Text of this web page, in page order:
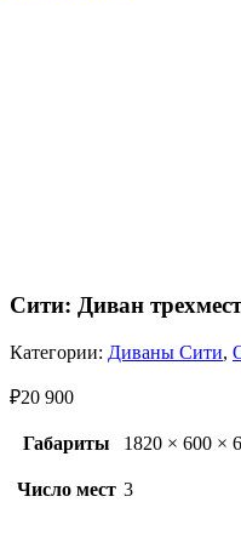
Сити: Диван
Категории: Диваны Сити,
₽20 900
Габариты 1820 × 600 ×
Число мест 3